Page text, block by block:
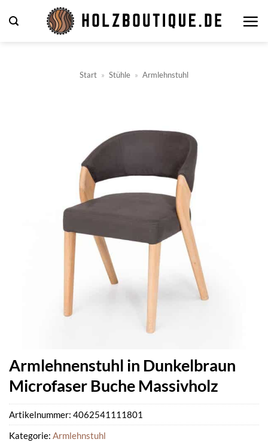
Inhalt
Start » Stühle » Armlehnstuhl
Armlehnenstuhl in Dunkelbraun
Microfaser Buche Massivholz
Artikelnummer: 4062541111801
Kategorie: Armlehnstuhl